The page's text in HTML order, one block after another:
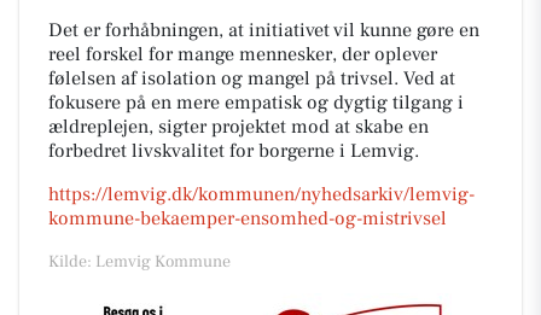
Det er forhåbningen, at initiativet vil kunne gøre en
reel forskel for mange mennesker, der oplever
følelsen af isolation og mangel på trivsel. Ved at
fokusere på en mere empatisk og dygtig tilgang i
ældreplejen, sigter projektet mod at skabe en
forbedret livskvalitet for borgerne i Lemvig.
https://lemvig.dk/kommunen/nyhedsarkiv/lemvig-
kommune-bekaemper-ensomhed-og-mistrivsel
Kilde: Lemvig Kommune